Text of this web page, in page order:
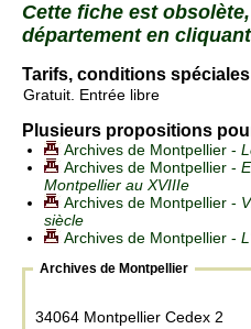
Cette fiche est
département en
Tarifs, conditions
Gratuit. Entrée libre
Plusieurs propositions
Archives de Montpellier -
Archives de Montpellier -
Montpellier au XVIIIe
Archives de Montpellier -
siècle
Archives de Montpellier -
Archives de Montpellier
34064 Montpellier Cedex 2